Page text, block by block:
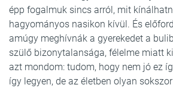
épp fogalmuk sincs arról, mit
hagyományos nasikon kívül. És
amúgy meghívnák a gyerekedet a
szülő bizonytalansága, félelme miatt
azt mondom: tudom, hogy nem jó ez
így legyen, de az életben olyan